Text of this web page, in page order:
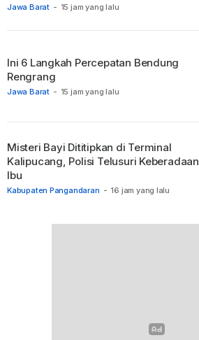
Jawa Barat - 15 jam yang lalu
Jawa Barat - 15 jam yang lalu
Ini 6 Langkah Percepatan Bendung
Rengrang
Kabupaten Pangandaran - 16 jam yang lalu
Misteri Bayi Dititipkan di Terminal
Kalipucang, Polisi Telusuri Keberadaan
Ibu